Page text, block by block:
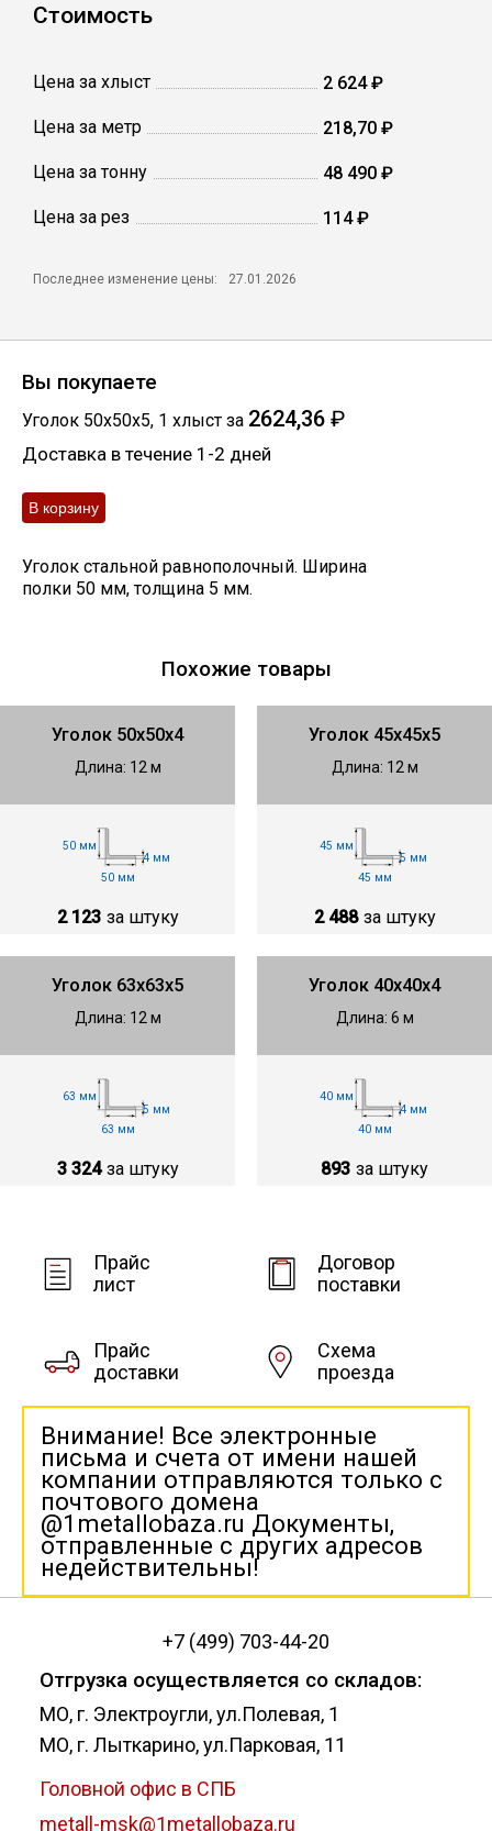
Стоимость
Цена за хлыст 2 624 ₽
Цена за метр 218,70 ₽
Цена за тонну 48 490 ₽
Цена за рез 114 ₽
Последнее изменение цены: 27.01.2026
Вы покупаете
Уголок 50х50х5, 1 хлыст за 2624,36 ₽
Доставка в течение 1-2 дней
Уголок стальной равнополочный. Ширина
полки 50 мм, толщина 5 мм.
Похожие товары
Уголок 50х50х4
Длина: 12 м
50 мм
50 мм
4 мм
2 123 за штуку
Уголок 45х45х5
Длина: 12 м
45 мм
45 мм
5 мм
2 488 за штуку
Уголок 63х63х5
Длина: 12 м
63 мм
63 мм
5 мм
3 324 за штуку
Уголок 40х40х4
Длина: 6 м
40 мм
40 мм
4 мм
893 за штуку
Прайс
лист
Договор
поставки
Прайс
доставки
Схема
проезда
Внимание! Все электронные
письма и счета от имени нашей
компании отправляются только с
почтового домена
@1metallobaza.ru Документы,
отправленные с других адресов
недействительны!
+7 (499) 703-44-20
Отгрузка осуществляется со складов:
МО, г. Электроугли, ул.Полевая, 1
МО, г. Лыткарино, ул.Парковая, 11
Головной офис в СПБ
metall-msk@1metallobaza.ru